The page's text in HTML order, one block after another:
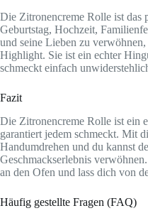
Die Zitronencreme Rolle ist das
Geburtstag, Hochzeit,
und seine Lieben zu
Highlight. Sie ist ein echter
schmeckt einfach
Fazit
Die Zitronencreme Rolle ist ein
garantiert jedem schmeckt. Mit
Handumdrehen und du kannst
Geschmackserlebnis
an den Ofen und lass dich von
Häufig gestellte Fragen (FAQ)